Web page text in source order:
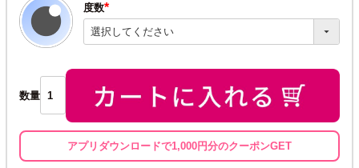
度数
(必
須)
数量
アプリダウンロードで1,000円分のクーポンGET